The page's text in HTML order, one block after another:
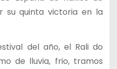
su quinta victoria en la
del año, el Rali do
de lluvia, frio, tramos